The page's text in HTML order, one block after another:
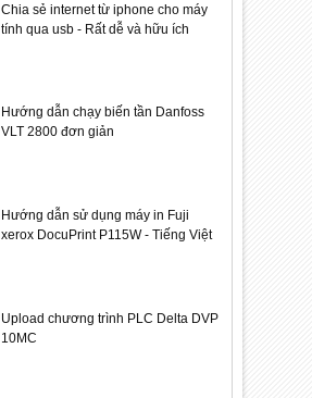
Chia sẻ internet từ iphone cho máy
tính qua usb - Rất dễ và hữu ích
Hướng dẫn chạy biến tần Danfoss
VLT 2800 đơn giản
Hướng dẫn sử dụng máy in Fuji
xerox DocuPrint P115W - Tiếng Việt
Upload chương trình PLC Delta DVP
10MC